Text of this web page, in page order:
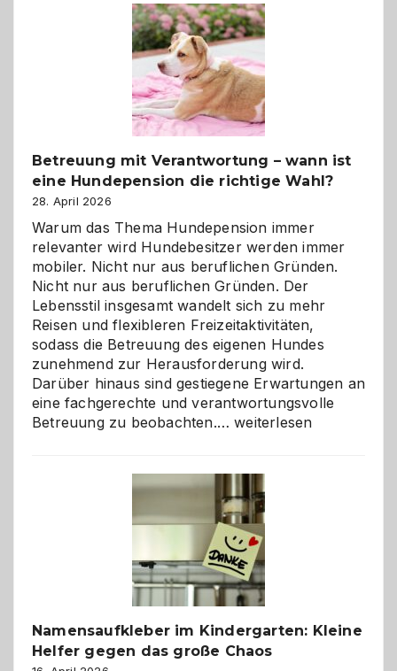
Betreuung mit Verantwortung – wann ist
eine Hundepension die richtige Wahl?
28. April 2026
Warum das Thema Hundepension immer
relevanter wird Hundebesitzer werden immer
mobiler. Nicht nur aus beruflichen Gründen.
Nicht nur aus beruflichen Gründen. Der
Lebensstil insgesamt wandelt sich zu mehr
Reisen und flexibleren Freizeitaktivitäten,
sodass die Betreuung des eigenen Hundes
zunehmend zur Herausforderung wird.
Darüber hinaus sind gestiegene Erwartungen an
eine fachgerechte und verantwortungsvolle
Betreuung zu beobachten.…Betreuung
wann
ist
eine
Hundepension
die
richtige
weiterlesen
Namensaufkleber im Kindergarten: Kleine
Helfer gegen das große Chaos